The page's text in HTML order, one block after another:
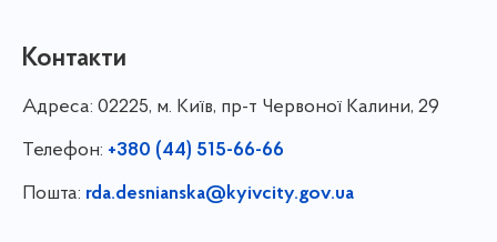
Контакти
Адреса: 02225, м. Київ, пр-т Червоної Калини, 29
Телефон: +380 (44) 515-66-66
Пошта: rda.desnianska@kyivcity.gov.ua